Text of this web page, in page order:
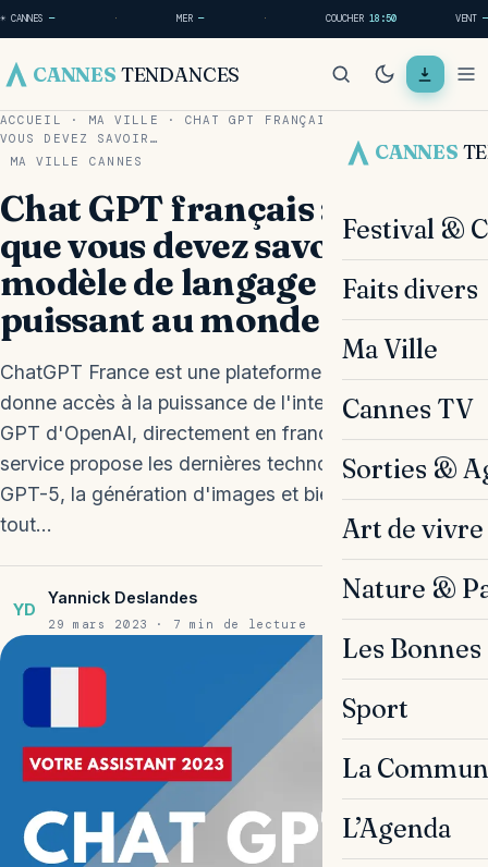
☀ CANNES — · MER— · COUCHER18:50 VENT —
CANNES TENDANCES
CANNES
Festival &
Faits divers
Ma Ville
Cannes TV
Sorties &
Art de vivre
Nature &
Les
Sport
La
L’Agenda
ACCUEIL · MA VILLE · CHAT GPT FRANÇAIS : TOUT CE QUE
VOUS DEVEZ SAVOIR…
MA VILLE
CANNES
Chat GPT français : Tout ce
que vous devez savoir sur le
modèle de langage le plus
puissant au monde
ChatGPT France est une plateforme française qui
donne accès à la puissance de l'intelligence artificielle
GPT d'OpenAI, directement en français. En 2026, ce
service propose les dernières technologies IA incluant
GPT-5, la génération d'images et bien plus encore, le
tout…
YD
Yannick Deslandes
29 mars 2023 · 7 min de lecture